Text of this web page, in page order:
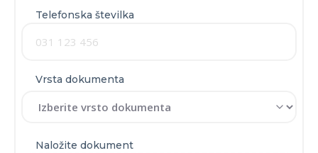
Telefonska številka
Vrsta dokumenta
Naložite dokument